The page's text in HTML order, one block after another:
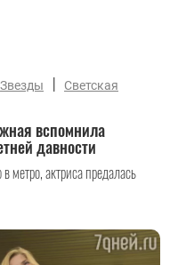
Звезды |
Светская
вспомнила
давности
метро, актриса предалась